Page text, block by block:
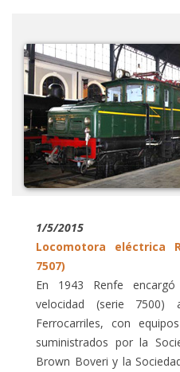
1/5/2015
Locomotora eléctrica
7507)
En 1943 Renfe
velocidad (serie
Ferrocarriles, con
suministrados por la
Brown Boveri y la